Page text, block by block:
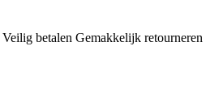
Veilig betalen Gemakkelijk retourneren